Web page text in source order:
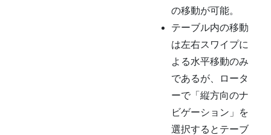
の移動が可能。
テーブル内の移動
は左右スワイプに
よる水平移動のみ
であるが、ロータ
ーで「縦方向のナ
ビゲーション」を
選択するとテーブ